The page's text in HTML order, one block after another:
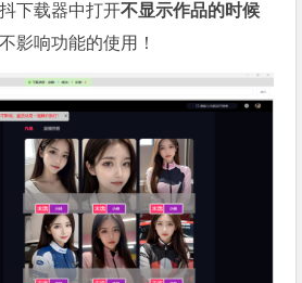
下载器中打开不显示作品的时候
影响功能的使用！